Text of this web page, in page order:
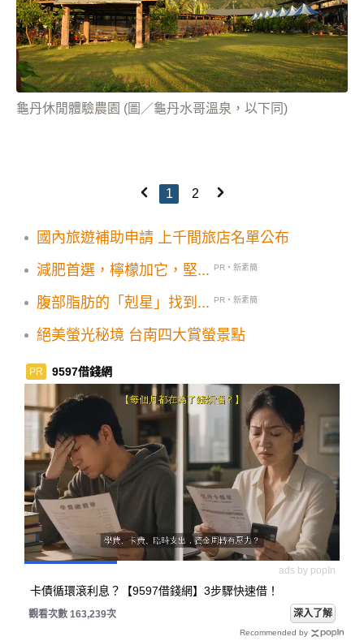
龜丹休閒體驗農園 (圖／龜丹水哥溫泉，以下同)
1 2
國內旅遊補助申請 上千間旅店名單公布
減肥首選，檸檬加它，堅...
PR・新素簡
腹部脂肪的「剋星」找到... PR・新素簡
絕美螢光秘境 台南四大賞螢景點
PR 9597借錢網
ads by popIn
卡債循環滾利息？【9597借錢網】3步驟快速借！
觀看次數 163,239次 深入了解
Recommended by